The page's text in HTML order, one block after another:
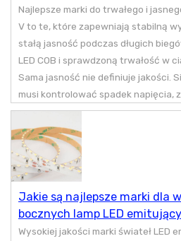
Najlepsze marki do trwałego i
V to te, które zapewniają stabilną
stałą jasność podczas długich
LED COB i sprawdzoną trwałość w
Sama jasność nie definiuje jakości.
musi kontrolować spadek napięcia,
Jakie są najlepsze marki dla
bocznych lamp LED
Wysokiej jakości marki świateł LED